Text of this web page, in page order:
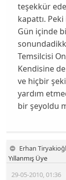
teşekkür
kapattı.
Gün içinde
Temsilcisi
Kendisine
ve hiçbir
yardım
bir şeyoldu
Erhan
29-05-2010,01:36
Yıllanmış Üye